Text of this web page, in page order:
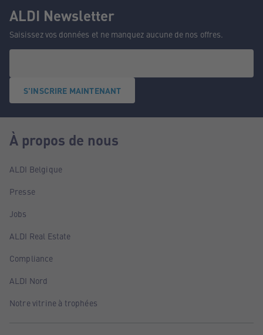
ALDI Newsletter
Saisissez vos données et ne manquez aucune de nos offres.
S'INSCRIRE MAINTENANT
À propos de nous
ALDI Belgique
Presse
Jobs
ALDI Real Estate
Compliance
ALDI Nord
Notre vitrine à trophées